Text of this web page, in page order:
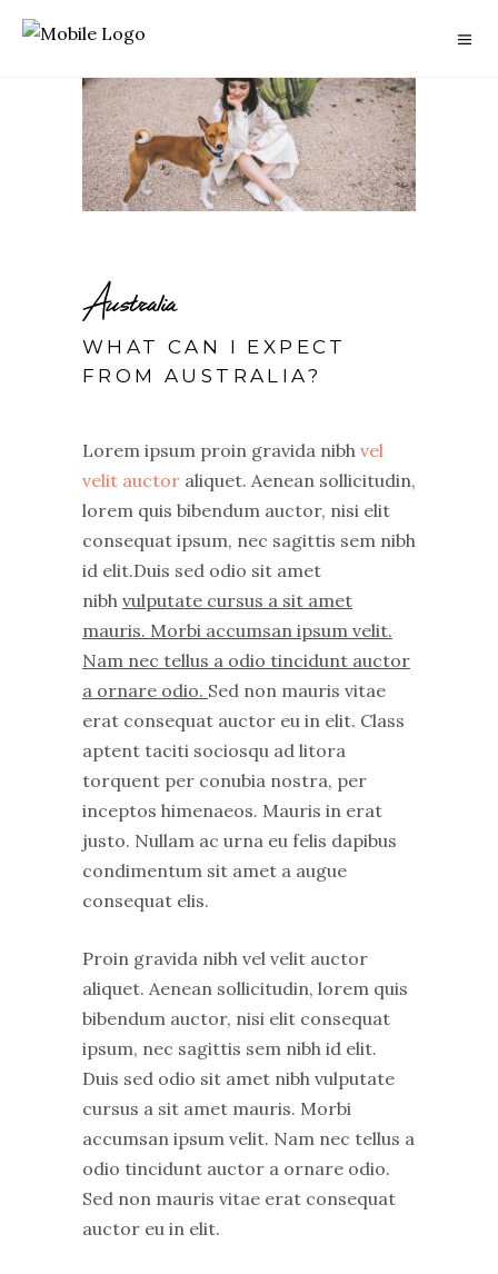
Australia
WHAT CAN I EXPECT
FROM AUSTRALIA?
Lorem ipsum proin gravida nibh vel
velit auctor aliquet. Aenean sollicitudin,
lorem quis bibendum auctor, nisi elit
consequat ipsum, nec sagittis sem nibh
id elit.Duis sed odio sit amet
nibh vulputate cursus a sit amet
mauris. Morbi accumsan ipsum velit.
Nam nec tellus a odio tincidunt auctor
a ornare odio. Sed non mauris vitae
erat consequat auctor eu in elit. Class
aptent taciti sociosqu ad litora
torquent per conubia nostra, per
inceptos himenaeos. Mauris in erat
justo. Nullam ac urna eu felis dapibus
condimentum sit amet a augue
consequat elis.
Proin gravida nibh vel velit auctor
aliquet. Aenean sollicitudin, lorem quis
bibendum auctor, nisi elit consequat
ipsum, nec sagittis sem nibh id elit.
Duis sed odio sit amet nibh vulputate
cursus a sit amet mauris. Morbi
accumsan ipsum velit. Nam nec tellus a
odio tincidunt auctor a ornare odio.
Sed non mauris vitae erat consequat
auctor eu in elit.